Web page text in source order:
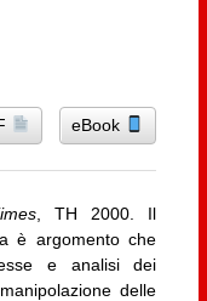
eBook
, TH 2000. Il
è argomento che
e analisi dei
delle